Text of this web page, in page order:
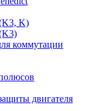
K)
коммутации
двигателя